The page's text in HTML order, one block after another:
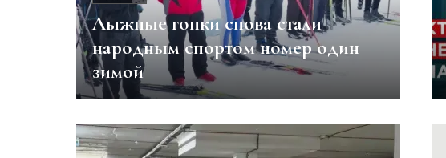
Лыжные гонки снова стали
народным спортом номер один
зимой